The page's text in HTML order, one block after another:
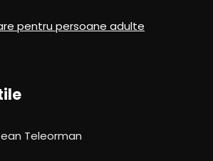
pentru persoane adulte
Teleorman